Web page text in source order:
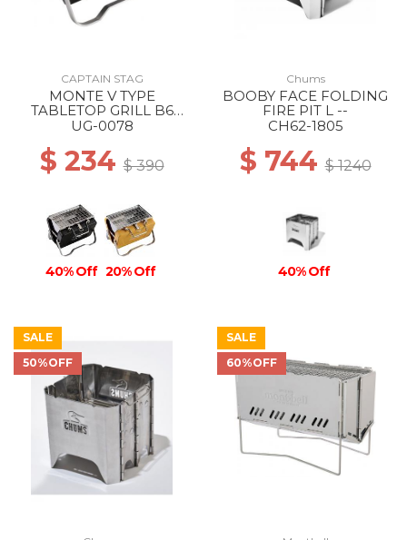
CAPTAIN STAG
MONTE V TYPE
TABLETOP GRILL B6
TYPE BLACK
UG-0078
$ 234$ 390
40% Off 20% Off
Chums
BOOBY FACE FOLDING
FIRE PIT L --
CH62-1805
$ 744$ 1240
40% Off
SALE
50%OFF
SALE
60%OFF